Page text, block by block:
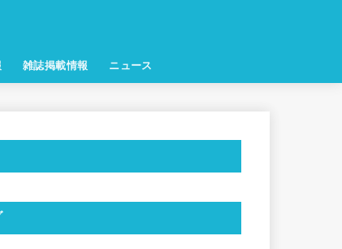
雑誌掲載情報 ニュース